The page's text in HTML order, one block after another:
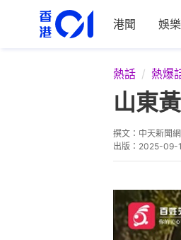
港聞 娛樂
熱話 熱爆
山東
撰文： 中天新聞網
出版： 2025-09-